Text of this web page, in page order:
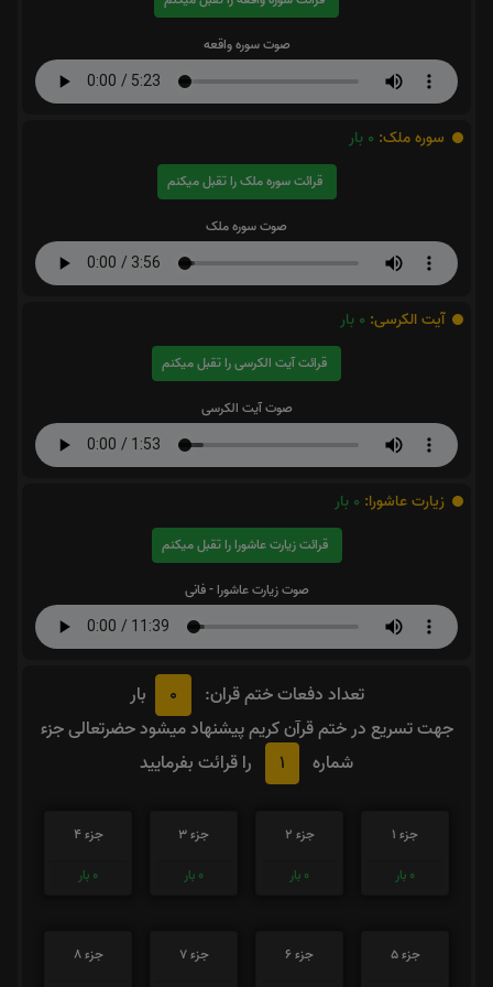
صوت سوره واقعه
سوره ملک: 0 بار
قرائت سوره ملک را تقبل میکنم
صوت سوره ملک
آیت الکرسی: 0 بار
قرائت آیت الکرسی را تقبل میکنم
صوت آیت الکرسی
زیارت عاشورا: 0 بار
قرائت زیارت عاشورا را تقبل میکنم
صوت زیارت عاشورا - فانی
تعداد دفعات ختم قران: 0
بار
جهت تسریع در ختم قرآن کریم پیشنهاد میشود حضرتعالی جزء
شماره
1 را قرائت بفرمایید
جزء 1
0 بار
جزء 2
0 بار
جزء 3
0 بار
جزء 4
0 بار
جزء 5
جزء 6
جزء 7
جزء 8